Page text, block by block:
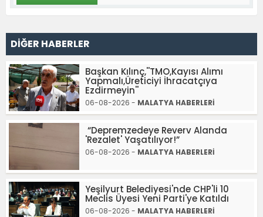
DİĞER HABERLER
Başkan Kılınç,''TMO,Kayısı Alımı
Yapmalı,Üreticiyi İhracatçıya
Ezdirmeyin''
06-08-2026 - MALATYA HABERLERİ
“Depremzedeye Reverv Alanda
'Rezalet' Yaşatılıyor!”
06-08-2026 - MALATYA HABERLERİ
Yeşilyurt Belediyesi'nde CHP'li 10
Meclis Üyesi Yeni Parti'ye Katıldı
06-08-2026 - MALATYA HABERLERİ